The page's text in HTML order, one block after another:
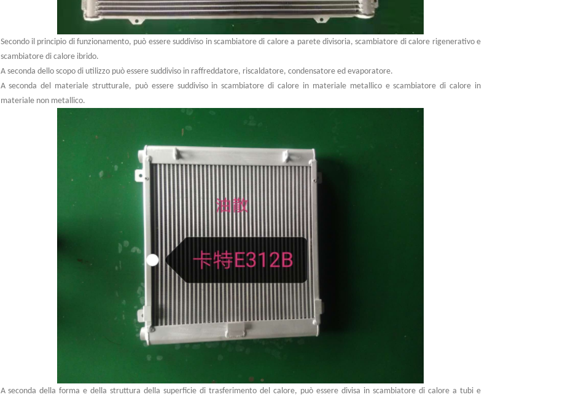
Secondo il principio di funzionamento, può essere suddiviso in scambiatore di calore a parete divisoria, scambiatore di calore rigenerativo e
scambiatore di calore ibrido.
A seconda dello scopo di utilizzo può essere suddiviso in raffreddatore, riscaldatore, condensatore ed evaporatore.
A seconda del materiale strutturale, può essere suddiviso in scambiatore di calore in materiale metallico e scambiatore di calore in
materiale non metallico.
A seconda della forma e della struttura della superficie di trasferimento del calore, può essere divisa in scambiatore di calore a tubi e